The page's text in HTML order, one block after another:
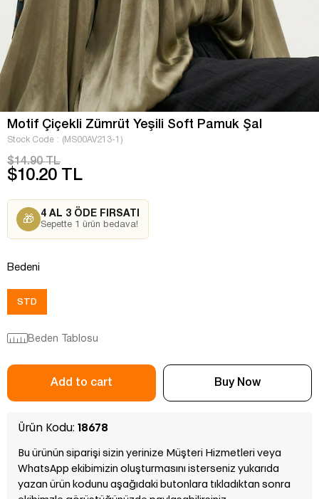
Motif Çiçekli Zümrüt Yeşili Soft Pamuk Şal
Stock Code (MS00AV213-1)
$14.90 TL
$10.20 TL
🎁
4 AL 3 ÖDE FIRSATI
Sepette 1 ürün bedava!
Bedeni
STD
Beden Tablosu
Ürün Kodu: 18678
Bu ürünün siparişi sizin yerinize Müşteri Hizmetleri veya
WhatsApp ekibimizin oluşturmasını isterseniz yukarıda
yazan ürün kodunu aşağıdaki butonlara tıkladıktan sonra